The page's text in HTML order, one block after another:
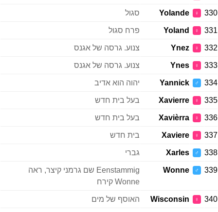
330
♀
Yolande סגול
331
♀
Yoland פרח סגול
332
♀
Ynez צנוע. גרסה של אגנס
333
♀
Ynes צנוע. גרסה של אגנס
334
♂
Yannick יהוה הוא אדיב
335
♀
Xavierre בעל בית חדש
336
♀
Xavièrra בעל בית חדש
337
♀
Xaviere בית חדש
338
♂
Xarles גברי
339
♂
Wonne
Eenstammig שם גרמני קיצר, ראה
Wonne קירח
340
♀
Wisconsin האוסף של מים